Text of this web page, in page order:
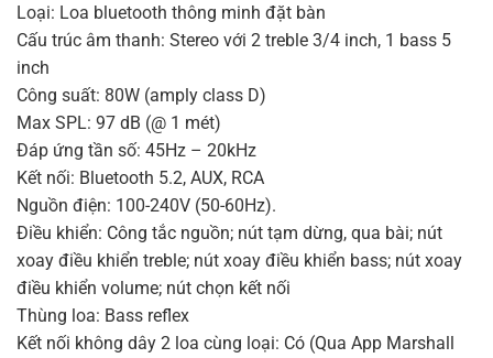
Loại: Loa bluetooth thông minh đặt bàn
Cấu trúc âm thanh: Stereo với 2 treble 3/4 inch, 1 bass 5
inch
Công suất: 80W (amply class D)
Max SPL: 97 dB (@ 1 mét)
Đáp ứng tần số: 45Hz – 20kHz
Kết nối: Bluetooth 5.2, AUX, RCA
Nguồn điện: 100-240V (50-60Hz).
Điều khiển: Công tắc nguồn; nút tạm dừng, qua bài; nút
xoay điều khiển treble; nút xoay điều khiển bass; nút xoay
điều khiển volume; nút chọn kết nối
Thùng loa: Bass reflex
Kết nối không dây 2 loa cùng loại: Có (Qua App Marshall